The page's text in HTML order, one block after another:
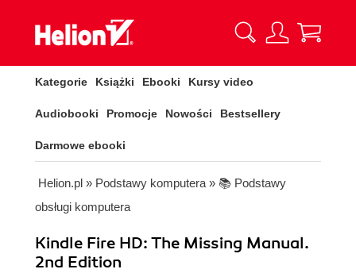
Kategorie Książki Ebooki Kursy video
Audiobooki Promocje Nowości Bestsellery
Darmowe ebooki
Helion.pl » Podstawy komputera » 📚 Podstawy
obsługi komputera
Kindle Fire HD: The Missing Manual.
2nd Edition